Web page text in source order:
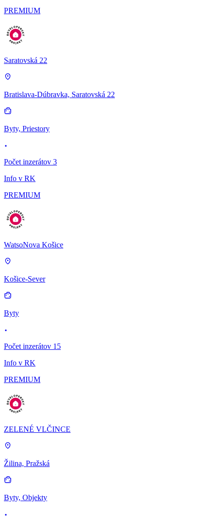
PREMIUM
Saratovská 22
Bratislava-Dúbravka, Saratovská 22
Byty, Priestory
Počet inzerátov 3
Info v RK
PREMIUM
WatsoNova Košice
Košice-Sever
Byty
Počet inzerátov 15
Info v RK
PREMIUM
ZELENÉ VLČINCE
Žilina, Pražská
Byty, Objekty